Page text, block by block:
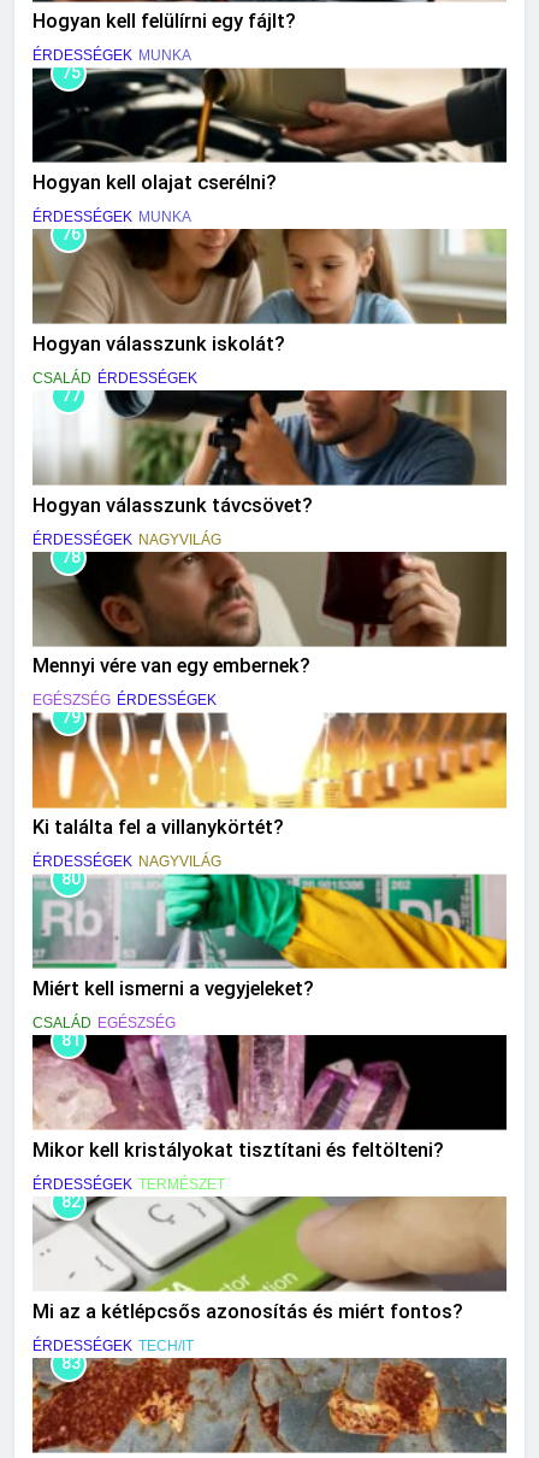
Hogyan kell felülírni egy fájlt?
ÉRDESSÉGEK MUNKA
75
Hogyan kell olajat cserélni?
ÉRDESSÉGEK MUNKA
76
Hogyan válasszunk iskolát?
CSALÁD ÉRDESSÉGEK
77
Hogyan válasszunk távcsövet?
ÉRDESSÉGEK NAGYVILÁG
78
Mennyi vére van egy embernek?
EGÉSZSÉG ÉRDESSÉGEK
79
Ki találta fel a villanykörtét?
ÉRDESSÉGEK NAGYVILÁG
80
Miért kell ismerni a vegyjeleket?
CSALÁD EGÉSZSÉG
81
Mikor kell kristályokat tisztítani és feltölteni?
ÉRDESSÉGEK TERMÉSZET
82
Mi az a kétlépcsős azonosítás és miért fontos?
ÉRDESSÉGEK TECH/IT
83